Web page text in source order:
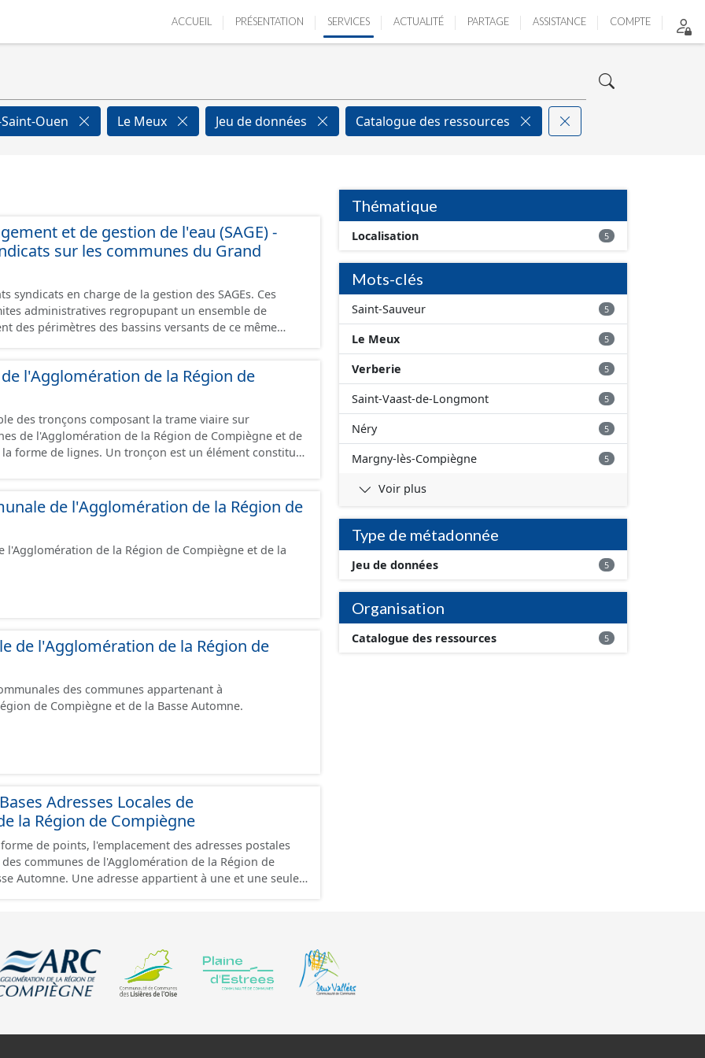
ACCUEIL PRÉSENTATION SERVICES ACTUALITÉ PARTAGE ASSISTANCE COMPTE
Ouen Le Meux Jeu de données Catalogue des ressources
et de gestion de l'eau (SAGE) -
sur les communes du Grand
syndicats en charge de la gestion des SAGEs. Ces
administratives regropupant un ensemble de
des périmètres des bassins versants de ce même
ce jeu de données.
l'Agglomération de la Région de
des tronçons composant la trame viaire sur
de l'Agglomération de la Région de Compiègne et de
tronçon est un élément constitutif
de voies sont topologiques
correspondent à des intersections ou des
d'un chevauchement (cf paragraphe suivant). Les
chevauchement grâce à l'attribut « Franchissement ».
d’un tronçon routier ou ferré) : les
du mode de circulation (automobile ou modes doux) ;
(nombre de voies, ...) ; - un changement de
; - un changement de commune ; - une
situé au même niveau. L'ensemble des modes
chemin, piste cyclables, ...) ainsi que les modes doux
de l'Agglomération de la Région de
l'Agglomération de la Région de Compiègne et de la
de l'Agglomération de la Région de
des communes appartenant à
de Compiègne et de la Basse Automne.
Adresses Locales de
la Région de Compiègne
de points, l'emplacement des adresses postales
communes de l'Agglomération de la Région de
à une et une seule
l’entrée du bâtiment concerné (quand cette
A défaut de connaître l’entrée, l’adresse est placée sur
et positionnée en cohérence avec les adresses
Thématique
Localisation 5
Mots-clés
Saint-Sauveur 5
Le Meux 5
Verberie 5
Saint-Vaast-de-Longmont 5
Néry 5
Margny-lès-Compiègne 5
Voir plus
Type de métadonnée
Jeu de données 5
Organisation
Catalogue des ressources 5